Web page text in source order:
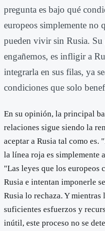
pregunta es bajo qué
europeos simplemente no
pueden vivir sin Rusia.
engañemos, es infligir a
integrarla en sus filas, ya
condiciones que solo
En su opinión, la principal
relaciones sigue siendo la
aceptar a Rusia tal como es.
la línea roja es simplemente
"Las leyes que los europeos
Rusia e intentan imponerle
Rusia lo rechaza. Y
suficientes esfuerzos y
inútil, este proceso no se